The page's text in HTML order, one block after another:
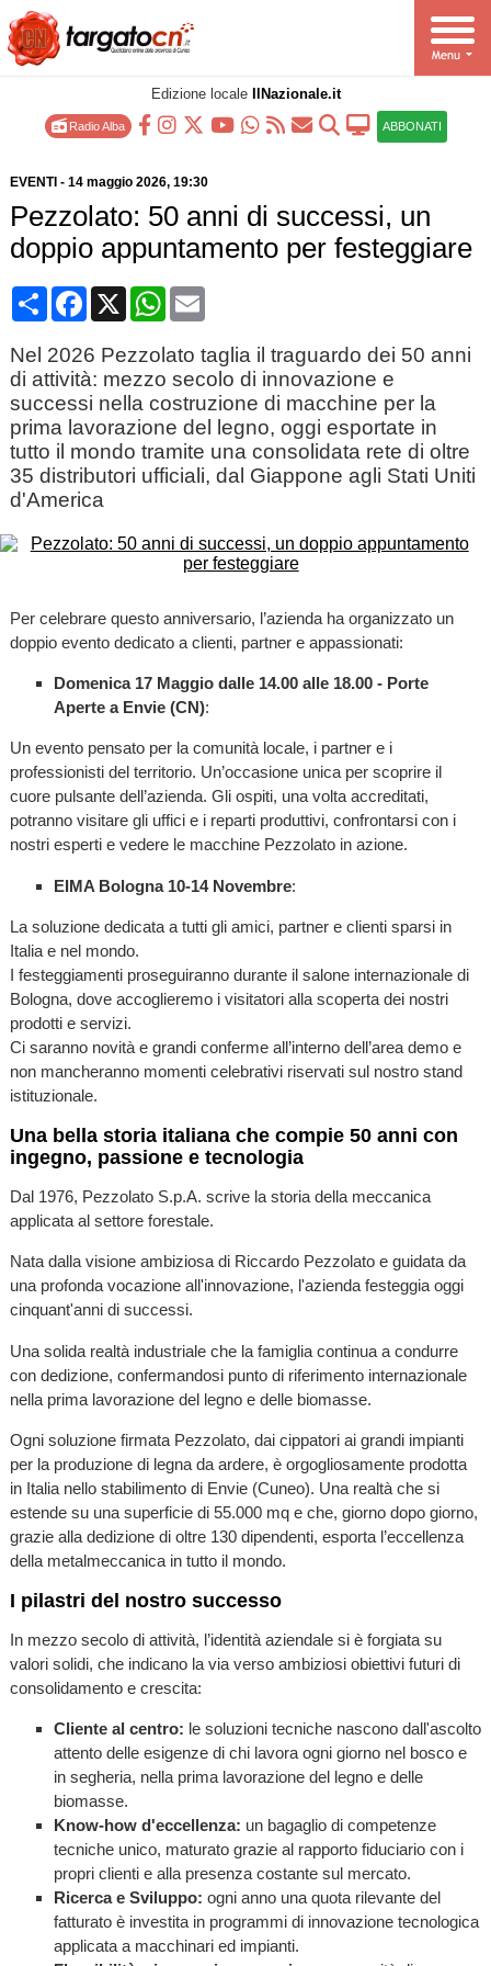
Edizione locale IlNazionale.it
Radio Alba ABBONATI
EVENTI - 14 maggio 2026, 19:30
Pezzolato: 50 anni di successi, un
doppio appuntamento per festeggiare
CondividiFacebook
X WhatsApp
Email
Nel 2026 Pezzolato taglia il traguardo dei 50 anni
di attività: mezzo secolo di innovazione e
successi nella costruzione di macchine per la
prima lavorazione del legno, oggi esportate in
tutto il mondo tramite una consolidata rete di oltre
35 distributori ufficiali, dal Giappone agli Stati Uniti
d'America
Per celebrare questo anniversario, l’azienda ha organizzato un
doppio evento dedicato a clienti, partner e appassionati:
Domenica 17 Maggio dalle 14.00 alle 18.00 - Porte
Aperte a Envie (CN):
Un evento pensato per la comunità locale, i partner e i
professionisti del territorio. Un’occasione unica per scoprire il
cuore pulsante dell’azienda. Gli ospiti, una volta accreditati,
potranno visitare gli uffici e i reparti produttivi, confrontarsi con i
nostri esperti e vedere le macchine Pezzolato in azione.
EIMA Bologna 10-14 Novembre:
La soluzione dedicata a tutti gli amici, partner e clienti sparsi in
Italia e nel mondo.
I festeggiamenti proseguiranno durante il salone internazionale di
Bologna, dove accoglieremo i visitatori alla scoperta dei nostri
prodotti e servizi.
Ci saranno novità e grandi conferme all’interno dell’area demo e
non mancheranno momenti celebrativi riservati sul nostro stand
istituzionale.
Una bella storia italiana che compie 50 anni con
ingegno, passione e tecnologia
Dal 1976, Pezzolato S.p.A. scrive la storia della meccanica
applicata al settore forestale.
Nata dalla visione ambiziosa di Riccardo Pezzolato e guidata da
una profonda vocazione all'innovazione, l'azienda festeggia oggi
cinquant'anni di successi.
Una solida realtà industriale che la famiglia continua a condurre
con dedizione, confermandosi punto di riferimento internazionale
nella prima lavorazione del legno e delle biomasse.
Ogni soluzione firmata Pezzolato, dai cippatori ai grandi impianti
per la produzione di legna da ardere, è orgogliosamente prodotta
in Italia nello stabilimento di Envie (Cuneo). Una realtà che si
estende su una superficie di 55.000 mq e che, giorno dopo giorno,
grazie alla dedizione di oltre 130 dipendenti, esporta l’eccellenza
della metalmeccanica in tutto il mondo.
I pilastri del nostro successo
In mezzo secolo di attività, l’identità aziendale si è forgiata su
valori solidi, che indicano la via verso ambiziosi obiettivi futuri di
consolidamento e crescita:
Cliente al centro: le soluzioni tecniche nascono dall'ascolto
attento delle esigenze di chi lavora ogni giorno nel bosco e
in segheria, nella prima lavorazione del legno e delle
biomasse.
Know-how d'eccellenza: un bagaglio di competenze
tecniche unico, maturato grazie al rapporto fiduciario con i
propri clienti e alla presenza costante sul mercato.
Ricerca e Sviluppo: ogni anno una quota rilevante del
fatturato è investita in programmi di innovazione tecnologica
applicata a macchinari ed impianti.